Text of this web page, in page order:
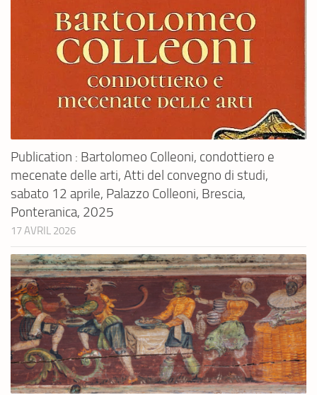
Publication : Bartolomeo Colleoni, condottiero e
mecenate delle arti, Atti del convegno di studi,
sabato 12 aprile, Palazzo Colleoni, Brescia,
Ponteranica, 2025
17 AVRIL 2026